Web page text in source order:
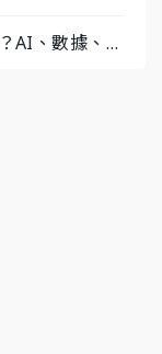
AI、數據、塔